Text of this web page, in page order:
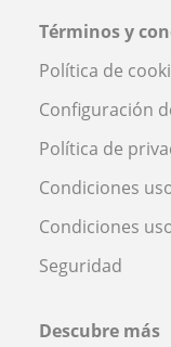
Términos y
Política de
Configuración
Política de
Condiciones
Condiciones
Seguridad
Descubre más